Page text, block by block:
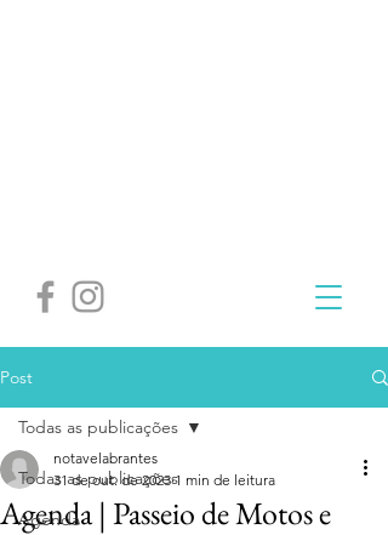
Post
Todas as publicações
Agenda
Todas as publicações
Agenda | Passeio de Motos e
notavelabrantes
31 de out. de 2023 1 min de leitura